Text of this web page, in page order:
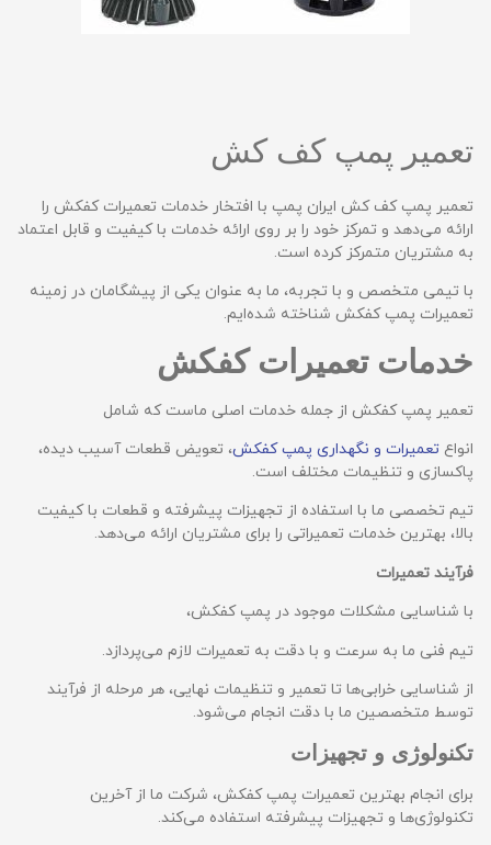
تعمیر پمپ کف کش
تعمیر پمپ کف کش ایران پمپ با افتخار خدمات تعمیرات کفکش را
ارائه می‌دهد و تمرکز خود را بر روی ارائه خدمات با کیفیت و قابل اعتماد
به مشتریان متمرکز کرده است.
با تیمی متخصص و با تجربه، ما به عنوان یکی از پیشگامان در زمینه
تعمیرات پمپ کفکش شناخته شده‌ایم.
خدمات تعمیرات کفکش
تعمیر پمپ کفکش از جمله خدمات اصلی ماست که شامل
انواع تعمیرات و نگهداری پمپ کفکش، تعویض قطعات آسیب دیده،
پاکسازی و تنظیمات مختلف است.
تیم تخصصی ما با استفاده از تجهیزات پیشرفته و قطعات با کیفیت
بالا، بهترین خدمات تعمیراتی را برای مشتریان ارائه می‌دهد.
فرآیند تعمیرات
با شناسایی مشکلات موجود در پمپ کفکش،
تیم فنی ما به سرعت و با دقت به تعمیرات لازم می‌پردازد.
از شناسایی خرابی‌ها تا تعمیر و تنظیمات نهایی، هر مرحله از فرآیند
توسط متخصصین‌ ما با دقت انجام می‌شود.
تکنولوژی و تجهیزات
برای انجام بهترین تعمیرات پمپ کفکش، شرکت ما از آخرین
تکنولوژی‌ها و تجهیزات پیشرفته استفاده می‌کند.